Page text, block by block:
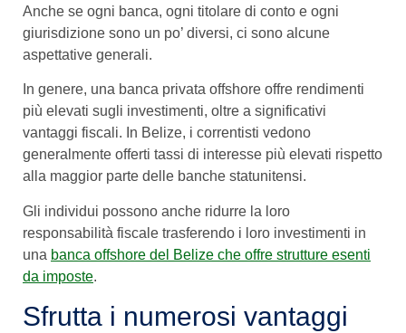
Anche se ogni banca, ogni titolare di conto e ogni
giurisdizione sono un po’ diversi, ci sono alcune
aspettative generali.
In genere, una banca privata offshore offre rendimenti
più elevati sugli investimenti, oltre a significativi
vantaggi fiscali. In Belize, i correntisti vedono
generalmente offerti tassi di interesse più elevati rispetto
alla maggior parte delle banche statunitensi.
Gli individui possono anche ridurre la loro
responsabilità fiscale trasferendo i loro investimenti in
una banca offshore del Belize che offre strutture esenti
da imposte.
Sfrutta i numerosi vantaggi